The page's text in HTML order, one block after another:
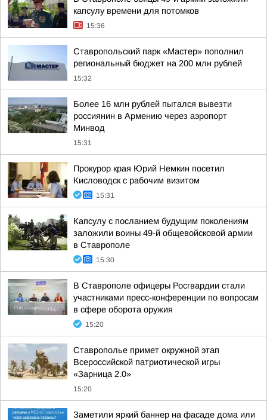
капсулу времени для потомков
15:36
Ставропольский парк «Мастер» пополнил
региональный бюджет на 200 млн рублей
15:32
Более 16 млн рублей пытался вывезти
россиянин в Армению через аэропорт
Минвод
15:31
Прокурор края Юрий Немкин посетил
Кисловодск с рабочим визитом
15:31
Капсулу с посланием будущим поколениям
заложили воины 49-й общевойсковой армии
в Ставрополе
15:30
В Ставрополе офицеры Росгвардии стали
участниками пресс-конференции по вопросам
в сфере оборота оружия
15:20
Ставрополье примет окружной этап
Всероссийской патриотической игры
«Зарница 2.0»
15:20
Заметили яркий баннер на фасаде дома или